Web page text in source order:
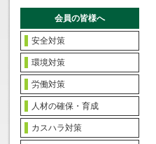
会員の皆様へ
安全対策
環境対策
労働対策
人材の確保・育成
カスハラ対策